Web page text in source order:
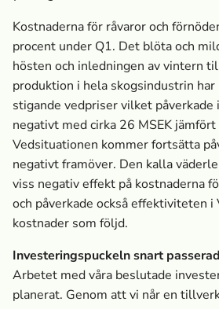
Kostnaderna för råvaror och
procent under Q1. Det blöta och
hösten och inledningen av vintern
produktion i hela skogsindustrin
stigande vedpriser vilket påverkade
negativt med cirka 26 MSEK
Vedsituationen kommer fortsätta
negativt framöver. Den kalla
viss negativ effekt på kostnaderna
och påverkade också effektiviteten i
kostnader som följd.
Investeringspuckeln snart passerad
Arbetet med våra beslutade
planerat. Genom att vi når en